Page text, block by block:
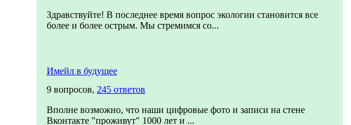
Здравствуйте! В последнее время вопрос экологии становится все
более и более острым. Мы стремимся со...
Имейл в будущее
9 вопросов, 245 ответов
Вполне возможно, что наши цифровые фото и записи на стене
Вконтакте "проживут" 1000 лет и ...